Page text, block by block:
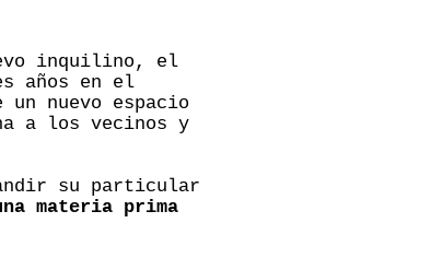
inquilino, el
años en el
nuevo espacio
a los vecinos y
su particular
materia prima